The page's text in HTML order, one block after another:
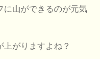
に山ができるのが元気
がりますよね？